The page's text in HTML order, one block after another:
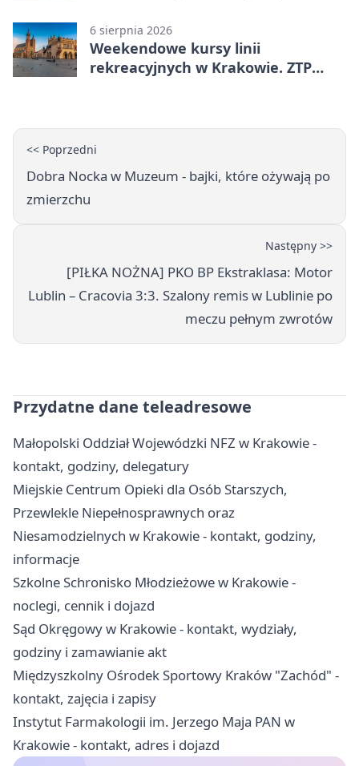
6 sierpnia 2026
Weekendowe kursy linii
rekreacyjnych w Krakowie. ZTP
<< Poprzedni
Dobra Nocka w Muzeum - bajki, które ożywają po
zmierzchu
Następny >>
[PIŁKA NOŻNA] PKO BP Ekstraklasa: Motor
Lublin – Cracovia 3:3. Szalony remis w Lublinie po
meczu pełnym zwrotów
Przydatne dane teleadresowe
Małopolski Oddział Wojewódzki NFZ w Krakowie -
kontakt, godziny, delegatury
Miejskie Centrum Opieki dla Osób Starszych,
Przewlekle Niepełnosprawnych oraz
Niesamodzielnych w Krakowie - kontakt, godziny,
informacje
Szkolne Schronisko Młodzieżowe w Krakowie -
noclegi, cennik i dojazd
Sąd Okręgowy w Krakowie - kontakt, wydziały,
godziny i zamawianie akt
Międzyszkolny Ośrodek Sportowy Kraków "Zachód" -
kontakt, zajęcia i zapisy
Instytut Farmakologii im. Jerzego Maja PAN w
Krakowie - kontakt, adres i dojazd